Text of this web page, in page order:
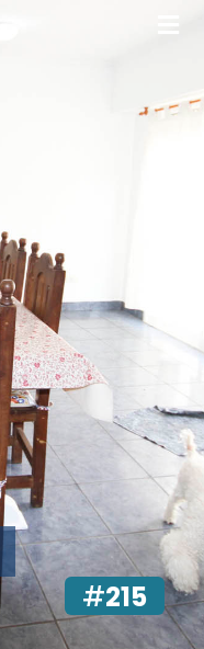
#215